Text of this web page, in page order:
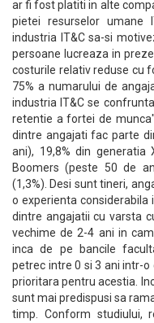
ar fi fost platiti in alte
pietei resurselor umane
industria IT&C sa-si
persoane lucreaza in
costurile relativ reduse cu
75% a numarului de
industria IT&C se
retentie a fortei de
dintre angajati fac parte
ani), 19,8% din
Boomers (peste 50 de
(1,3%). Desi sunt tineri,
o experienta considerabila
dintre angajatii cu varsta
vechime de 2-4 ani in
inca de pe bancile
petrec intre 0 si 3 ani intr-
prioritara pentru acestia.
sunt mai predispusi sa
timp. Conform studiului,